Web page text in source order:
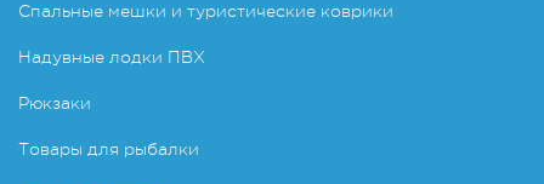
Спальные мешки и туристические коврики
Надувные лодки ПВХ
Рюкзаки
Товары для рыбалки